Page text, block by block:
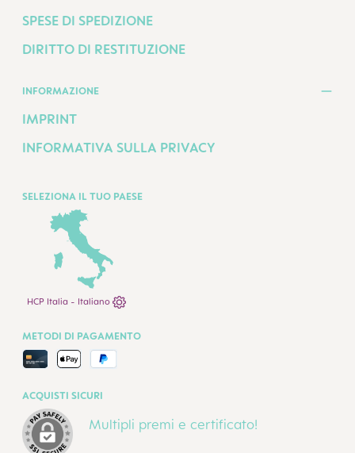
SPESE DI SPEDIZIONE
DIRITTO DI RESTITUZIONE
INFORMAZIONE
IMPRINT
INFORMATIVA SULLA PRIVACY
SELEZIONA IL TUO PAESE
HCP Italia - Italiano
ACQUISTI SICURI
Multipli premi e certificato!
METODI DI PAGAMENTO